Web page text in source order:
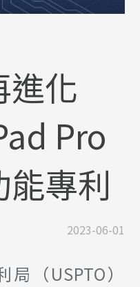
進化
Pro
能專利
2023-06-01
（USPTO）